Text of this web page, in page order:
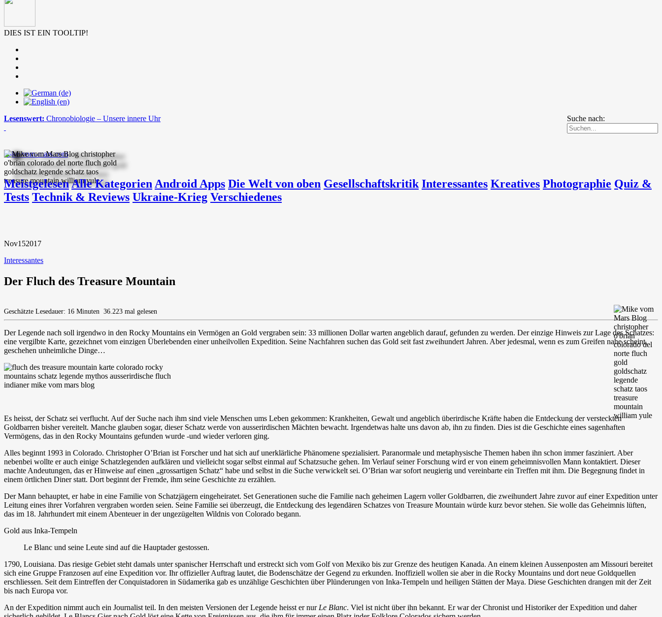
DIES IST EIN TOOLTIP!
Suche nach:
Lesenswert: Chronobiologie – Unsere innere Uhr
mike-vom-mars.com
MeistgelesenAlle Kategorien Android Apps Die Welt von oben Gesellschaftskritik Interessantes Kreatives Photographie Quiz &
Tests Technik & Reviews Ukraine-Krieg Verschiedenes
Nov152017
Interessantes
Der Fluch des Treasure Mountain
Geschätzte Lesedauer: 16 Minuten 36.223 mal gelesen
Der Legende nach soll irgendwo in den Rocky Mountains ein Vermögen an Gold vergraben sein: 33 millionen Dollar warten angeblich darauf, gefunden zu werden. Der einzige Hinweis zur Lage des Schatzes:
eine vergilbte Karte, gezeichnet vom einzigen Überlebenden einer unheilvollen Expedition. Seine Nachfahren suchen das Gold seit fast zweihundert Jahren. Aber jedesmal, wenn es zum Greifen nahe scheint,
geschehen unheimliche Dinge…
Es heisst, der Schatz sei verflucht. Auf der Suche nach ihm sind viele Menschen ums Leben gekommen: Krankheiten, Gewalt und angeblich überirdische Kräfte haben die Entdeckung der versteckten
Goldbarren bisher vereitelt. Manche glauben sogar, dieser Schatz werde von ausserirdischen Mächten bewacht. Irgendetwas halte uns davon ab, ihn zu finden. Dies ist die Geschichte eines sagenhaften
Vermögens, das in den Rocky Mountains gefunden wurde -und wieder verloren ging.
Alles beginnt 1993 in Colorado. Christopher O’Brian ist Forscher und hat sich auf unerklärliche Phänomene spezialisiert. Paranormale und metaphysische Themen haben ihn schon immer fasziniert. Aber
nebenbei wollte er auch einige Schatzlegenden aufklären und vielleicht sogar selbst einmal auf Schatzsuche gehen. Im Verlauf seiner Forschung wird er von einem geheimnisvollen Mann kontaktiert. Dieser
machte Andeutungen, das er Hinweise auf einen „grossartigen Schatz“ habe und selbst in die Suche verwickelt sei. O’Brian war sofort neugierig und vereinbarte ein Treffen mit ihm. Die Begegnung findet in
einem örtlichen Diner statt. Dort beginnt der Fremde, ihm seine Geschichte zu erzählen.
Der Mann behauptet, er habe in eine Familie von Schatzjägern eingeheiratet. Set Generationen suche die Familie nach geheimen Lagern voller Goldbarren, die zweihundert Jahre zuvor auf einer Expedition unter
Leitung eines ihrer Vorfahren vergraben worden seien. Seine Familie sei überzeugt, die Entdeckung des legendären Schatzes von Treasure Mountain würde kurz bevor stehen. Sie wolle das Geheimnis lüften,
das im 18. Jahrhundert mit einem Abenteuer in der ungezügelten Wildnis von Colorado begann.
Gold aus Inka-Tempeln
Le Blanc und seine Leute sind auf die Hauptader gestossen.
1790, Louisiana. Das riesige Gebiet steht damals unter spanischer Herrschaft und erstreckt sich vom Golf von Mexiko bis zur Grenze des heutigen Kanada. An einem kleinen Aussenposten am Missouri bereitet
sich eine Gruppe Franzosen auf eine Expedition vor. Ihr offizieller Auftrag lautet, die Bodenschätze der Gegend zu erkunden. Inoffiziell wollen sie aber in die Rocky Mountains und dort neue Goldquellen
erschliessen. Seit dem Eintreffen der Conquistadoren in Südamerika gab es unzählige Geschichten über Plünderungen von Inka-Tempeln und heiligen Stätten der Maya. Diese Geschichten drangen mit der Zeit
bis nach Europa vor.
An der Expedition nimmt auch ein Journalist teil. In den meisten Versionen der Legende heisst er nur Le Blanc. Viel ist nicht über ihn bekannt. Er war der Chronist und Historiker der Expedition und daher